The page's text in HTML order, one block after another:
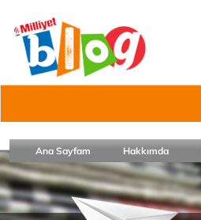
Ana Sayfam Hakkımda